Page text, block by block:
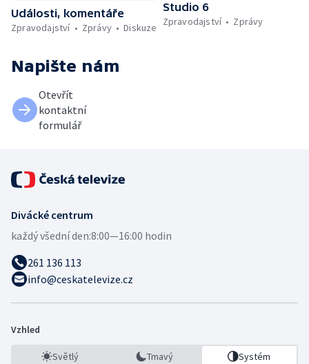
Události, komentáře
Zpravodajství
Zprávy Diskuze
Studio 6
Zpravodajství
Zprávy
Napište nám
Otevřít
kontaktní
formulář
Divácké centrum
každý všední den:8:00—16:00 hodin
261 136 113
info@ceskatelevize.cz
Vzhled
Světlý Tmavý Systém